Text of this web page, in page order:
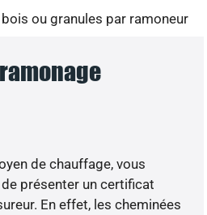
de chauffage, vous
présenter un certificat
En effet, les cheminées